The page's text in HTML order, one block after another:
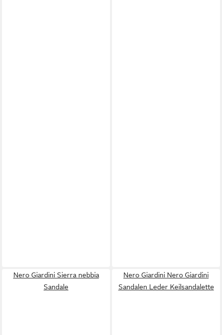
Nero Giardini Sierra nebbia
Sandale
Nero Giardini Nero Giardini
Sandalen Leder Keilsandalette